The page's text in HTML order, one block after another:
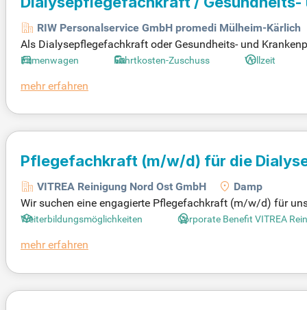
(m/w/d)
für bundesweiten Einsatz
RIW Personalservice GmbH promedi Mülheim-Kärlich
Als Dialysepflegefachkraft oder Gesundheits- und
Möglichkeiten. Bei uns, einem familiengeführten
e ausgewogene Work-Life-Balance. Du profitierst zudem
Firmenwagen Fahrtkosten-Zuschuss Vollzeit
mehr erfahren
Pflegefachkraft (m/w/d) für die
VITREA Reinigung Nord Ost GmbH
Damp
Wir suchen eine engagierte Pflegefachkraft (m/w/d) für
on Dialysebehandlungen sowie die Betreuung von
i uns erwarten Sie ein sicherer Arbeitsplatz, eine
Weiterbildungsmöglichkeiten Corporate Benefit VITREA
mehr erfahren